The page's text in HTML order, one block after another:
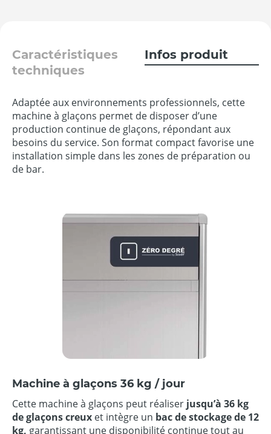
Caractéristiques
techniques
Infos produit
Adaptée aux environnements professionnels, cette
machine à glaçons permet de disposer d’une
production continue de glaçons, répondant aux
besoins du service. Son format compact favorise une
installation simple dans les zones de préparation ou
de bar.
Machine à glaçons 36 kg / jour
Cette machine à glaçons peut réaliser jusqu’à 36 kg
de glaçons creux et intègre un bac de stockage de 12
kg, garantissant une disponibilité continue tout au